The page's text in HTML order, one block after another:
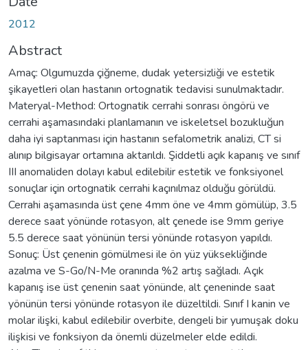
2012
Abstract
Amaç: Olgumuzda çiğneme, dudak yetersizliği ve estetik
şikayetleri olan hastanın ortognatik tedavisi sunulmaktadır.
Materyal-Method: Ortognatik cerrahi sonrası öngörü ve
cerrahi aşamasındaki planlamanın ve iskeletsel bozukluğun
daha iyi saptanması için hastanın sefalometrik analizi, CT si
alınıp bilgisayar ortamına aktarıldı. Şiddetli açık kapanış ve sınıf
III anomaliden dolayı kabul edilebilir estetik ve fonksiyonel
sonuçlar için ortognatik cerrahi kaçınılmaz olduğu görüldü.
Cerrahi aşamasında üst çene 4mm öne ve 4mm gömülüp, 3.5
derece saat yönünde rotasyon, alt çenede ise 9mm geriye
5.5 derece saat yönünün tersi yönünde rotasyon yapıldı.
Sonuç: Üst çenenin gömülmesi ile ön yüz yüksekliğinde
azalma ve S-Go/N-Me oranında %2 artış sağladı. Açık
kapanış ise üst çenenin saat yönünde, alt çeneninde saat
yönünün tersi yönünde rotasyon ile düzeltildi. Sınıf I kanin ve
molar ilişki, kabul edilebilir overbite, dengeli bir yumuşak doku
ilişkisi ve fonksiyon da önemli düzelmeler elde edildi.